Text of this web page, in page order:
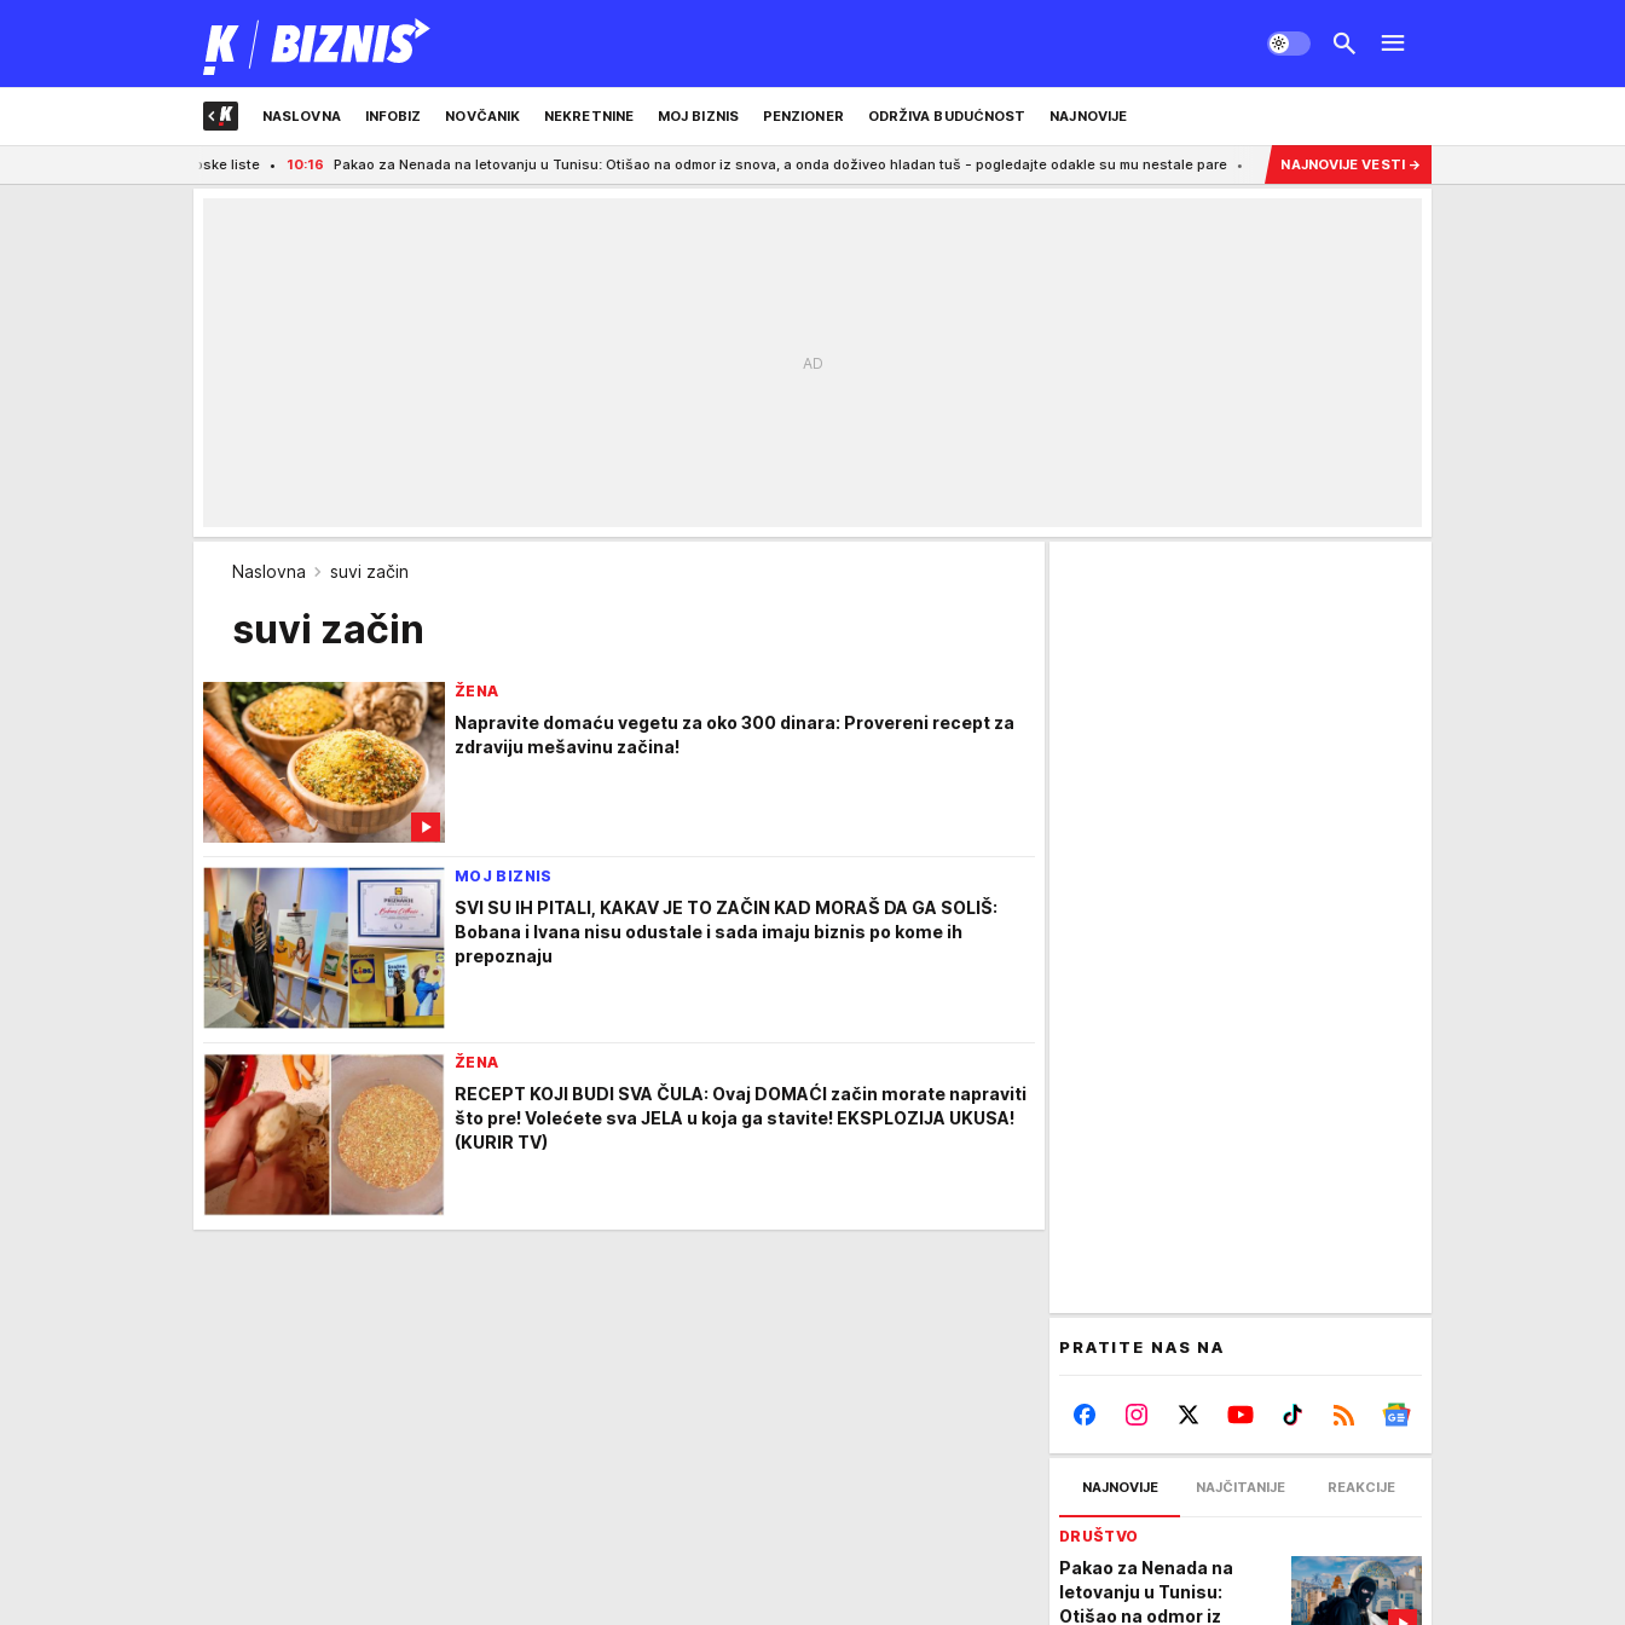
NASLOVNA INFOBIZ NOVČANIK NEKRETNINE MOJ BIZNIS PENZIONER ODRŽIVA BUDUĆNOST NAJNOVIJE
10:16 Pakao za Nenada na letovanju u Tunisu: Otišao na odmor iz snova, a onda doživeo hladan tuš - pogledajte odakle su mu nestale pare 10:12 Poznata voditeljka obrijala glavu zbog zdravstvenog
NAJNOVIJE VESTI →
Naslovna suvi začin
suvi začin
ŽENA
Napravite domaću vegetu za oko 300 dinara: Provereni recept za
zdraviju mešavinu začina!
MOJ BIZNIS
SVI SU IH PITALI, KAKAV JE TO ZAČIN KAD MORAŠ DA GA SOLIŠ:
Bobana i Ivana nisu odustale i sada imaju biznis po kome ih
prepoznaju
ŽENA
RECEPT KOJI BUDI SVA ČULA: Ovaj DOMAĆI začin morate napraviti
što pre! Volećete sva JELA u koja ga stavite! EKSPLOZIJA UKUSA!
(KURIR TV)
PRATITE NAS NA
NAJNOVIJE NAJČITANIJE REAKCIJE
DRUŠTVO
Pakao za Nenada na
letovanju u Tunisu:
Otišao na odmor iz